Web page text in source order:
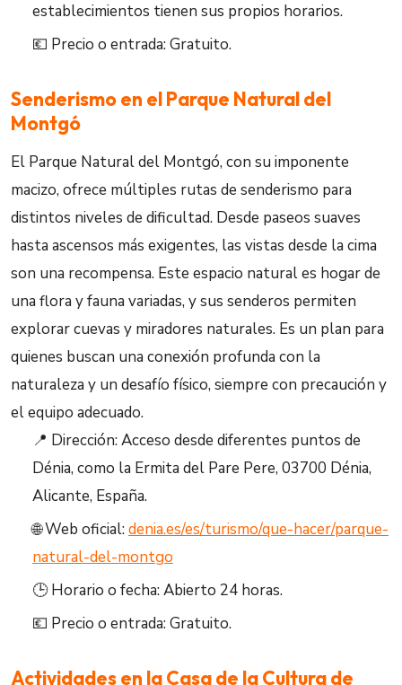
establecimientos tienen sus propios horarios.
💶 Precio o entrada: Gratuito.
Senderismo en el Parque Natural del
Montgó
El Parque Natural del Montgó, con su imponente
macizo, ofrece múltiples rutas de senderismo para
distintos niveles de dificultad. Desde paseos suaves
hasta ascensos más exigentes, las vistas desde la cima
son una recompensa. Este espacio natural es hogar de
una flora y fauna variadas, y sus senderos permiten
explorar cuevas y miradores naturales. Es un plan para
quienes buscan una conexión profunda con la
naturaleza y un desafío físico, siempre con precaución y
el equipo adecuado.
📍 Dirección: Acceso desde diferentes puntos de
Dénia, como la Ermita del Pare Pere, 03700 Dénia,
Alicante, España.
🌐 Web oficial:denia.es/es/turismo/que-hacer/parque-
natural-del-montgo
🕒 Horario o fecha: Abierto 24 horas.
💶 Precio o entrada: Gratuito.
Actividades en la Casa de la Cultura de